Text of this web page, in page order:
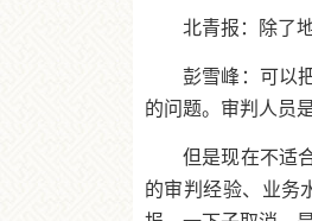
北青报：除了
彭雪峰：可以
的问题。审判人员
但是现在不适
的审判经验、业务